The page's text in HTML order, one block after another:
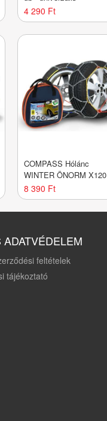
4 290 Ft
COMPASS Hólánc
WINTER ÖNORM X120
8 390 Ft
feltételek
tájékoztató